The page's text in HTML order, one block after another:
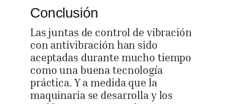
Conclusión
Las juntas de control de vibración
con antivibración han sido
aceptadas durante mucho tiempo
como una buena tecnología
práctica. Y a medida que la
maquinaria se desarrolla y los